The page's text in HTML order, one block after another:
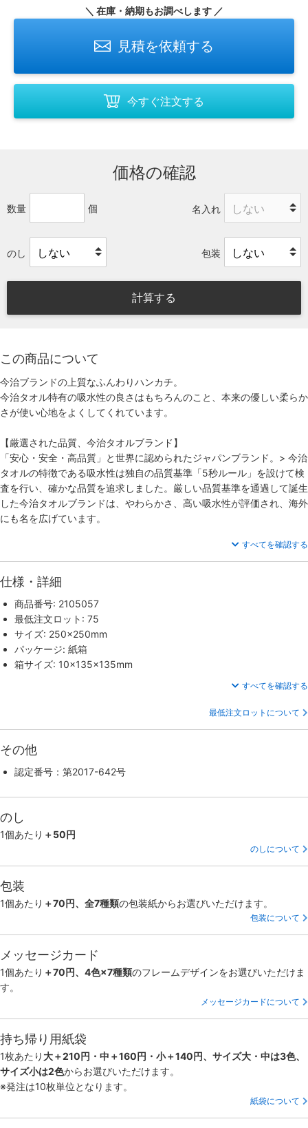
＼ 在庫・納期もお調べします ／
見積を依頼する
今すぐ注文する
価格の確認
数量 個 名入れ
のし 包装
計算する
この商品について
今治ブランドの上質なふんわりハンカチ。
今治タオル特有の吸水性の良さはもちろんのこと、本来の優しい柔らか
さが使い心地をよくしてくれています。
【厳選された品質、今治タオルブランド】
「安心・安全・高品質」と世界に認められたジャパンブランド。 > 今治
タオルの特徴である吸水性は独自の品質基準「5秒ルール」を設けて検
査を行い、確かな品質を追求しました。厳しい品質基準を通過して誕生
した今治タオルブランドは、やわらかさ、高い吸水性が評価され、海外
にも名を広げています。
すべてを確認する
仕様・詳細
商品番号: 2105057
最低注文ロット: 75
サイズ: 250×250mm
パッケージ: 紙箱
箱サイズ: 10×135×135mm
すべてを確認する
最低注文ロットについて
その他
認定番号：第2017-642号
のし
1個あたり ＋50円
のしについて
包装
1個あたり ＋70円、全7種類の包装紙からお選びいただけます。
包装について
メッセージカード
1個あたり ＋70円、4色×7種類のフレームデザインをお選びいただけま
す。
メッセージカードについて
持ち帰り用紙袋
1枚あたり 大＋210円・中＋160円・小＋140円、サイズ大・中は3色、
サイズ小は2色からお選びいただけます。
※発注は10枚単位となります。
紙袋について